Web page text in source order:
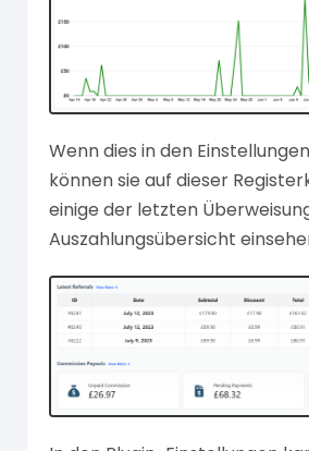
Wenn dies in den
können sie auf dieser
einige der letzten
Auszahlungsübersicht